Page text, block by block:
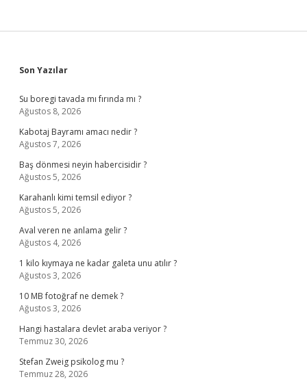
Sidebar
Son Yazılar
Su boregi tavada mı fırında mı ?
Ağustos 8, 2026
Kabotaj Bayramı amacı nedir ?
Ağustos 7, 2026
Baş dönmesi neyin habercisidir ?
Ağustos 5, 2026
Karahanlı kimi temsil ediyor ?
Ağustos 5, 2026
Aval veren ne anlama gelir ?
Ağustos 4, 2026
1 kilo kıymaya ne kadar galeta unu atılır ?
Ağustos 3, 2026
10 MB fotoğraf ne demek ?
Ağustos 3, 2026
Hangi hastalara devlet araba veriyor ?
Temmuz 30, 2026
Stefan Zweig psikolog mu ?
Temmuz 28, 2026